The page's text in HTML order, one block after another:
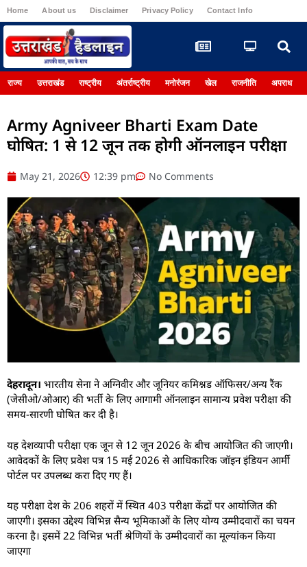
Home About us Disclaimer Privacy Policy Contact Info
राज्य उत्तराखंड राष्ट्रीय अंतर्राष्ट्रीय मनोरंजन खेल राजनीति अपराध
Army Agniveer Bharti Exam Date
घोषित: 1 से 12 जून तक होगी ऑनलाइन परीक्षा
May 21, 2026 12:39 pm No Comments
देहरादून। भारतीय सेना ने अग्निवीर और जूनियर कमिश्नड ऑफिसर/अन्य रैंक
(जेसीओ/ओआर) की भर्ती के लिए आगामी ऑनलाइन सामान्य प्रवेश परीक्षा की
समय-सारणी घोषित कर दी है।
यह देशव्यापी परीक्षा एक जून से 12 जून 2026 के बीच आयोजित की जाएगी।
आवेदकों के लिए प्रवेश पत्र 15 मई 2026 से आधिकारिक जॉइन इंडियन आर्मी
पोर्टल पर उपलब्ध करा दिए गए हैं।
यह परीक्षा देश के 206 शहरों में स्थित 403 परीक्षा केंद्रों पर आयोजित की
जाएगी। इसका उद्देश्य विभिन्न सैन्य भूमिकाओं के लिए योग्य उम्मीदवारों का चयन
करना है। इसमें 22 विभिन्न भर्ती श्रेणियों के उम्मीदवारों का मूल्यांकन किया
जाएगा